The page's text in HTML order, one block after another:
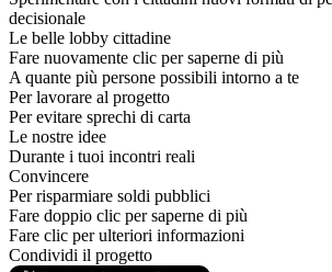
decisionale
Le belle lobby cittadine
Fare nuovamente clic per saperne di più
A quante più persone possibili intorno a te
Per lavorare al progetto
Per evitare sprechi di carta
Le nostre idee
Durante i tuoi incontri reali
Convincere
Per risparmiare soldi pubblici
Fare doppio clic per saperne di più
Fare clic per ulteriori informazioni
Condividi il progetto